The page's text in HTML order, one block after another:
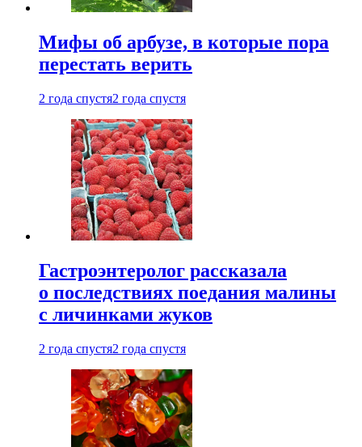
Мифы об арбузе, в которые пора
перестать верить
2 года спустя2 года спустя
Гастроэнтеролог рассказала
о последствиях поедания малины
с личинками жуков
2 года спустя2 года спустя